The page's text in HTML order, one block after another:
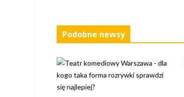
Podobne newsy